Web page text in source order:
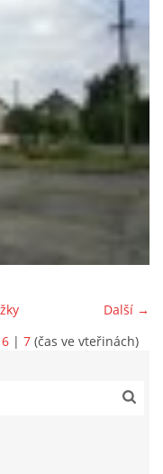
Další →
6 | 7 (čas ve vteřinách)